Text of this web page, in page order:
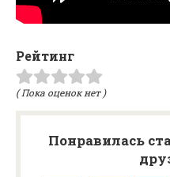
Рейтинг
( Пока оценок нет )
Понравилась